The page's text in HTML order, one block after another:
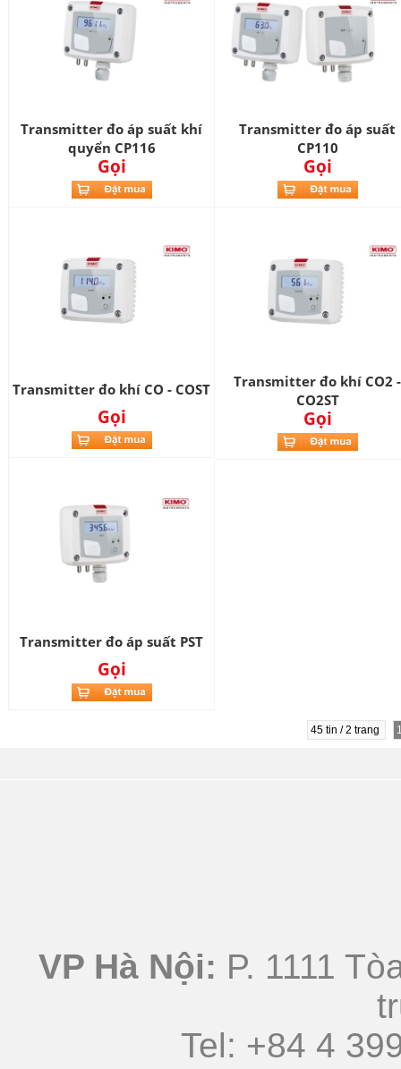
Transmitter đo áp suất khí
quyển CP116
Gọi
Transmitter đo áp suất
CP110
Gọi
Transmitter đo khí CO - COST
Gọi
Transmitter đo khí CO2 -
CO2ST
Gọi
Transmitter đo áp suất PST
Gọi
45 tin / 2 trang
VP Hà Nội: P. 1111
Tel: +84 4